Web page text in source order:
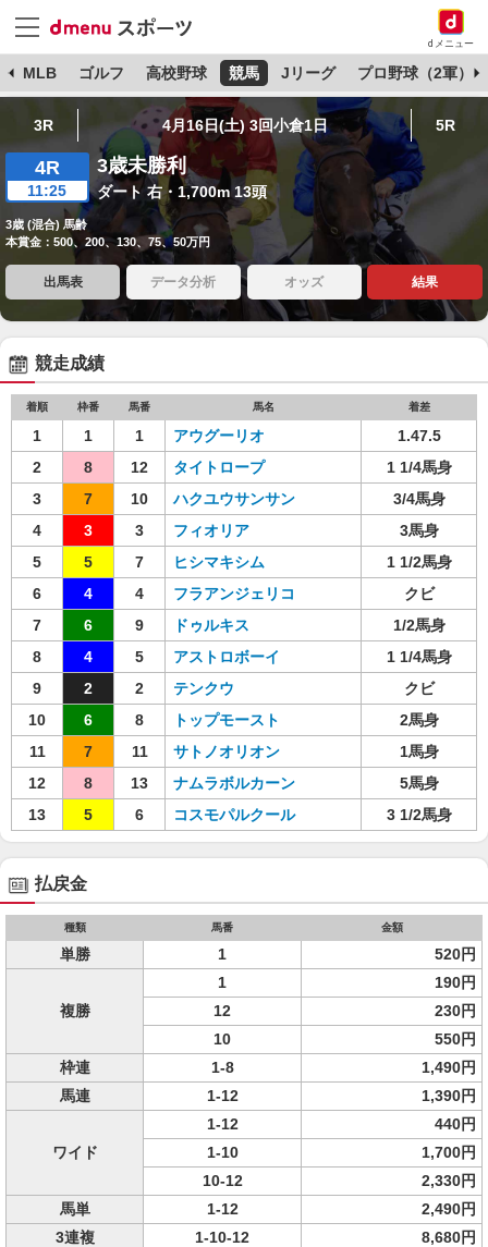
dメニュー
MLB ゴルフ 高校野球 競馬 Jリーグ プロ野球（2軍）
3R 4月16日(土) 3回小倉1日 5R
4R
11:25
3歳未勝利
ダート 右・1,700m 13頭
3歳 (混合) 馬齢
本賞金：500、200、130、75、50万円
出馬表 データ分析 オッズ 結果
競走成績
着順 枠番 馬番 馬名 着差
1 1 1 アウグーリオ
1.47.5
2
8 12 タイトロープ
1 1/4馬身
3
7 10 ハクユウサンサン
3/4馬身
4
3 3 フィオリア
3馬身
5
5 7 ヒシマキシム
1 1/2馬身
6
4 4 フラアンジェリコ
クビ
7
6 9 ドゥルキス
1/2馬身
8
4 5 アストロボーイ
1 1/4馬身
9
2 2 テンクウ
クビ
10
6 8 トップモースト
2馬身
11
7 11 サトノオリオン
1馬身
12
8 13 ナムラボルカーン
5馬身
13
5 6 コスモパルクール 3 1/2馬身
払戻金
種類 馬番 金額
単勝 1 520円
複勝
1
190円
12
230円
10
550円
枠連
1-8
1,490円
馬連
1-12 1,390円
ワイド
1-12
440円
1-10
1,700円
10-12
2,330円
馬単
1-12
2,490円
3連複
1-10-12
8,680円